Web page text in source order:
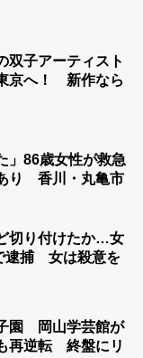
双子アーティスト
京へ！ 新作なら
」86歳女性が救急
り 香川・丸亀市
切り付けたか…女
逮捕 女は殺意を
園 岡山学芸館が
再逆転 終盤にリ